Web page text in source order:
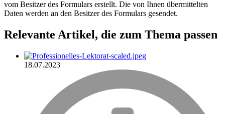
vom Besitzer des Formulars erstellt. Die von Ihnen übermittelten
Daten werden an den Besitzer des Formulars gesendet.
Relevante Artikel, die zum Thema passen
18.07.2023